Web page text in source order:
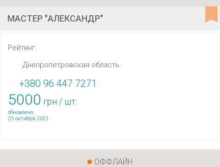
МАСТЕР "АЛЕКСАНДР"
Рейтинг:
Днепропетровская область
+380 96 447 7271
5000 грн / шт.
обновлено:
25 октября 2021
ОФФЛАЙН